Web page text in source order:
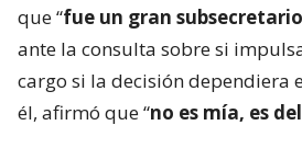
que “fue un gran subsecretario
ante la consulta sobre si
cargo si la decisión dependiera
él, afirmó que “no es mía, es